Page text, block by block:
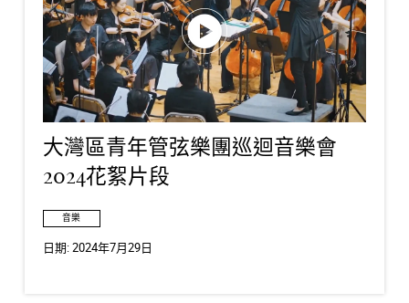
大灣區青年管弦樂團巡迴音樂會
2024花絮片段
音樂
日期:2024年7月29日